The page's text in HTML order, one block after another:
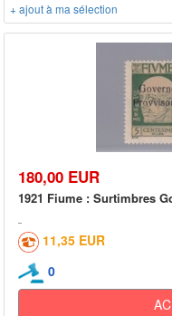
+ ajout à ma sélection
180,00 EUR
1921 Fiume : Surtimbres
11,35 EUR
0